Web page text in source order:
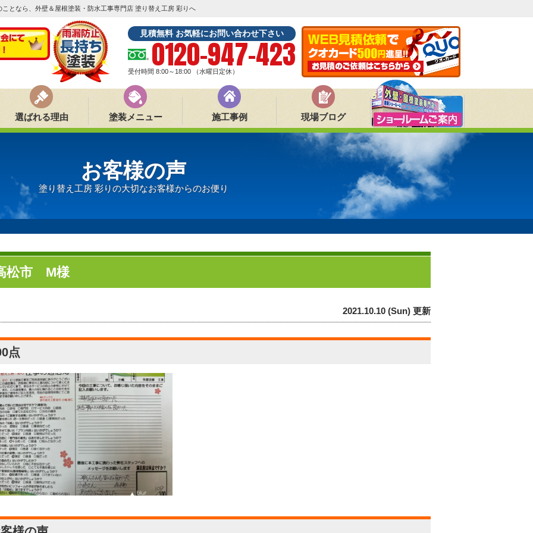
となら、外壁＆屋根塗装・防水工事専門店 塗り替え工房 彩りへ
見積無料 お気軽にお問い合わせ下さい
0120-947-423
受付時間 8:00～18:00 （水曜日定休）
選ばれる理由 塗装メニュー 施工事例 現場ブログ
お客様の声
塗り替え工房 彩りの大切なお客様からのお便り
松市 M様
2021.10.10 (Sun) 更新
点